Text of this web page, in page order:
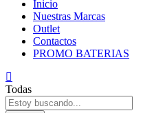
Inicio
Nuestras Marcas
Outlet
Contactos
PROMO BATERIAS
Todas